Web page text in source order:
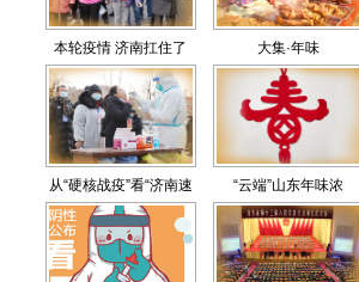
本轮疫情 济南扛住了 大集·年味
从“硬核战疫”看“济南速
度”一座城市坚毅的胜利
“云端”山东年味浓